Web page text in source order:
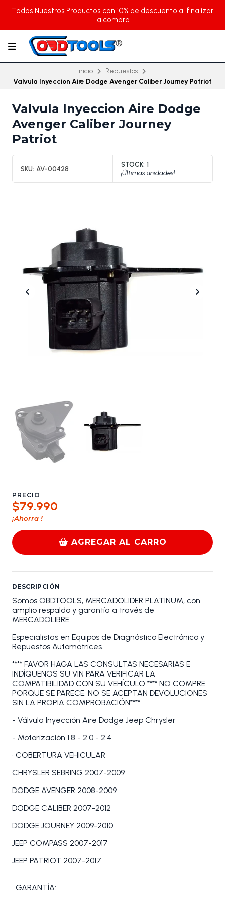
Todos Nuestros Productos con 10% de descuento al finalizar
la compra
Inicio
Repuestos
Valvula Inyeccion Aire Dodge Avenger Caliber Journey Patriot
Valvula Inyeccion Aire Dodge
Avenger Caliber Journey
Patriot
SKU: AV-00428
STOCK: 1
¡Últimas unidades!
PRECIO
$79.990
¡Ahorra !
AGREGAR AL CARRO
DESCRIPCIÓN
Somos OBDTOOLS, MERCADOLIDER PLATINUM, con
amplio respaldo y garantía a través de
MERCADOLIBRE.
Especialistas en Equipos de Diagnóstico Electrónico y
Repuestos Automotrices.
**** FAVOR HAGA LAS CONSULTAS NECESARIAS E
INDÍQUENOS SU VIN PARA VERIFICAR LA
COMPATIBILIDAD CON SU VEHÍCULO **** NO COMPRE
PORQUE SE PARECE, NO SE ACEPTAN DEVOLUCIONES
SIN LA PROPIA COMPROBACIÓN****
- Válvula Inyección Aire Dodge Jeep Chrysler
- Motorización 1.8 - 2.0 - 2.4
• COBERTURA VEHICULAR
CHRYSLER SEBRING 2007-2009
DODGE AVENGER 2008-2009
DODGE CALIBER 2007-2012
DODGE JOURNEY 2009-2010
JEEP COMPASS 2007-2017
JEEP PATRIOT 2007-2017
• GARANTÍA: